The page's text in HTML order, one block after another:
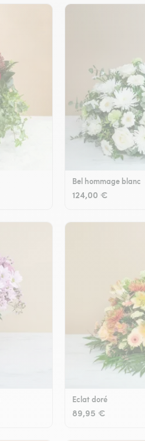
Bel hommage blanc
124,00 €
Eclat doré
89,95 €